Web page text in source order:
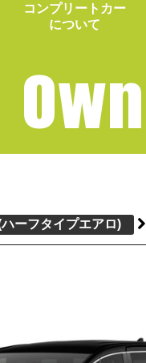
コンプリートカー
について
ーフタイプエアロ)